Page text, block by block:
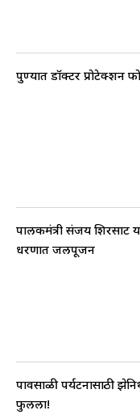
पुण्यात डॉक्टर प्रोटेक्शन
पालकमंत्री संजय शिरसाट
धरणात जलपूजन
पावसाळी पर्यटनासाठी
फुलला!